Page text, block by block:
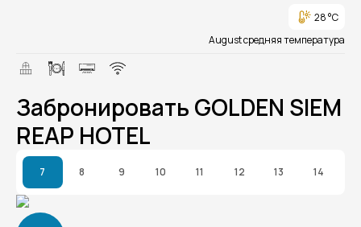
28 °C
August средняя температура
Забронировать GOLDEN SIEM
REAP HOTEL
7 8 9 10 11 12 13 14